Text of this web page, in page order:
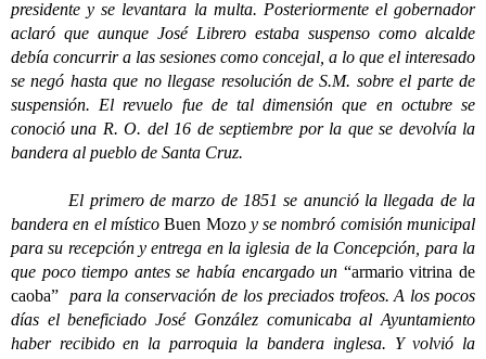
presidente y se levantara la multa. Posteriormente el gobernador
aclaró que aunque José Librero estaba suspenso como alcalde
debía concurrir a las sesiones como concejal, a lo que el interesado
se negó hasta que no llegase resolución de S.M. sobre el parte de
suspensión. El revuelo fue de tal dimensión que en octubre se
conoció una R. O. del 16 de septiembre por la que se devolvía la
bandera al pueblo de Santa Cruz.
El primero de marzo de 1851 se anunció la llegada de la
bandera en el místicoBuen Mozoy se nombró comisión municipal
para su recepción y entrega en la iglesia de la Concepción, para la
que poco tiempo antes se había encargado un “armario vitrina de
caoba” para la conservación de los preciados trofeos. A los pocos
días el beneficiado José González comunicaba al Ayuntamiento
haber recibido en la parroquia la bandera inglesa. Y volvió la